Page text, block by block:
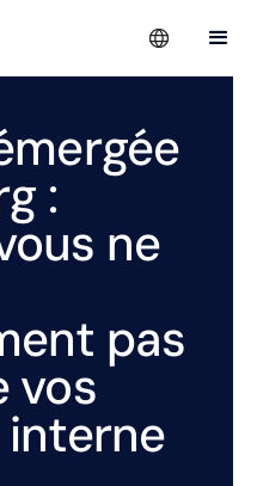
:
ne
pas
vos
interne